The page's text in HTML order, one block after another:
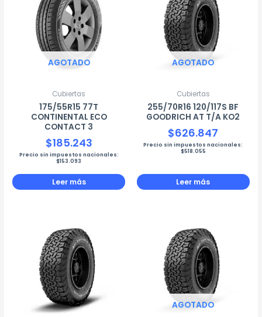
AGOTADO
Cubiertas
175/55R15 77T
CONTINENTAL ECO
CONTACT 3
$185.243
Precio sin impuestos nacionales:
$153.093
Leer más
AGOTADO
Cubiertas
255/70R16 120/117S BF
GOODRICH AT T/A KO2
$626.847
Precio sin impuestos nacionales:
$518.055
Leer más
AGOTADO